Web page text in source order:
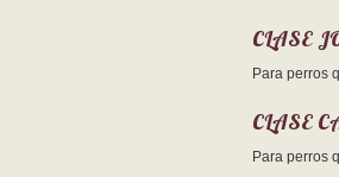
CLASE
Para perros
CLASE
Para perros